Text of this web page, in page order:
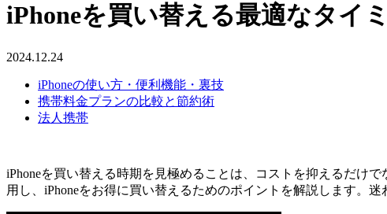
iPhoneを買い替える最適なタイ
2024.12.24
iPhoneの使い方・便利機能・裏技
携帯料金プランの比較と節約術
法人携帯
iPhoneを買い替える時期を見極めることは、コストを抑えるだけ
用し、iPhoneをお得に買い替えるためのポイントを解説します。